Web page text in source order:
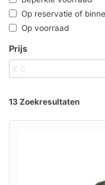
Op reservatie of
Op voorraad
Prijs
13 Zoekresultaten